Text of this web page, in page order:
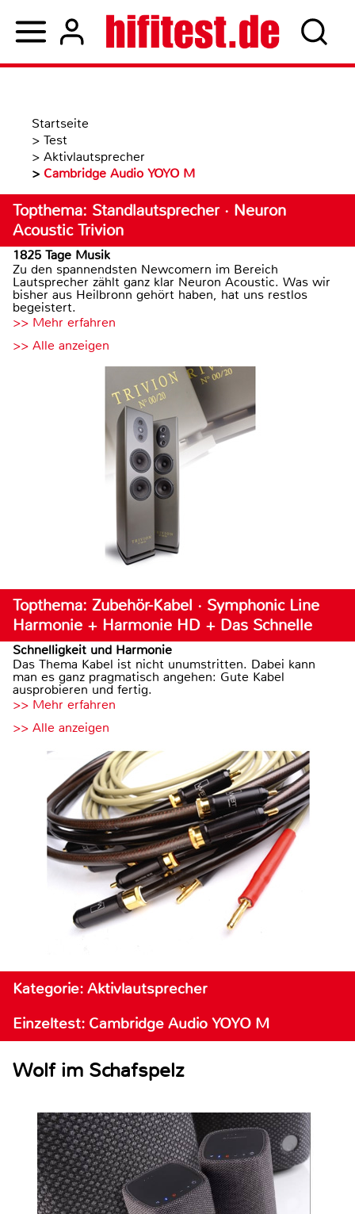
Startseite
> Test
> Aktivlautsprecher
> Cambridge Audio YOYO M
Topthema: Standlautsprecher · Neuron
Acoustic Trivion
1825 Tage Musik
Zu den spannendsten Newcomern im Bereich
Lautsprecher zählt ganz klar Neuron Acoustic. Was wir
bisher aus Heilbronn gehört haben, hat uns restlos
begeistert.
>> Mehr erfahren
>> Alle anzeigen
Topthema: Zubehör-Kabel · Symphonic Line
Harmonie + Harmonie HD + Das Schnelle
Schnelligkeit und Harmonie
Das Thema Kabel ist nicht unumstritten. Dabei kann
man es ganz pragmatisch angehen: Gute Kabel
ausprobieren und fertig.
>> Mehr erfahren
>> Alle anzeigen
Kategorie: Aktivlautsprecher
Einzeltest: Cambridge Audio YOYO M
Wolf im Schafspelz